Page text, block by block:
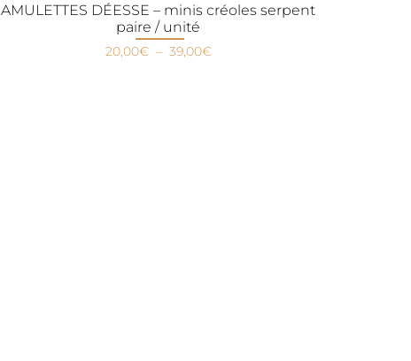
AMULETTES DÉESSE – minis créoles serpent
paire / unité
20,00€ – 39,00€